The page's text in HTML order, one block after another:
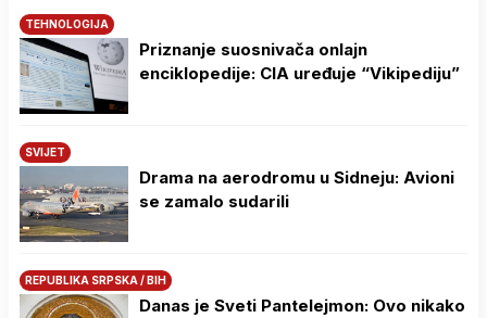
TEHNOLOGIJA
Priznanje suosnivača onlajn
enciklopedije: CIA uređuje “Vikipediju”
SVIJET
Drama na aerodromu u Sidneju: Avioni
se zamalo sudarili
REPUBLIKA SRPSKA / BIH
Danas je Sveti Pantelejmon: Ovo nikako